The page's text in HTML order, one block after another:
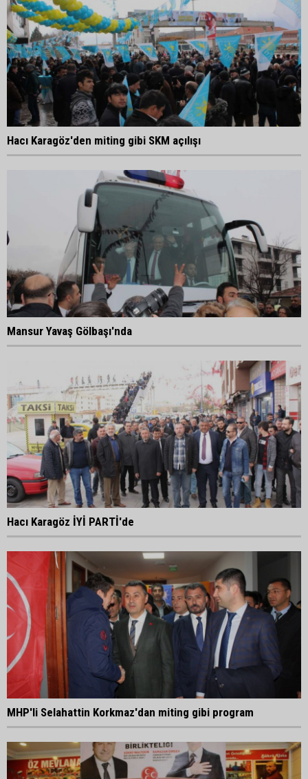
Hacı Karagöz'den miting gibi SKM açılışı
Mansur Yavaş Gölbaşı'nda
Hacı Karagöz İYİ PARTİ'de
MHP'li Selahattin Korkmaz'dan miting gibi program